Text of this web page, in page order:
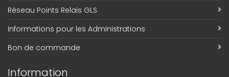
Réseau Points Relais GLS
Informations pour les Administrations
Bon de commande
Information